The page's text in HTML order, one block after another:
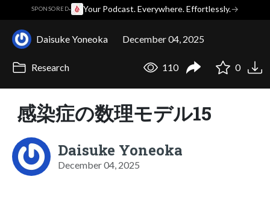
SPONSORED· Your Podcast. Everywhere. Effortlessly.→
Daisuke Yoneoka December 04, 2025
Research 110 0
感染症の数理モデル15
Daisuke Yoneoka
December 04, 2025